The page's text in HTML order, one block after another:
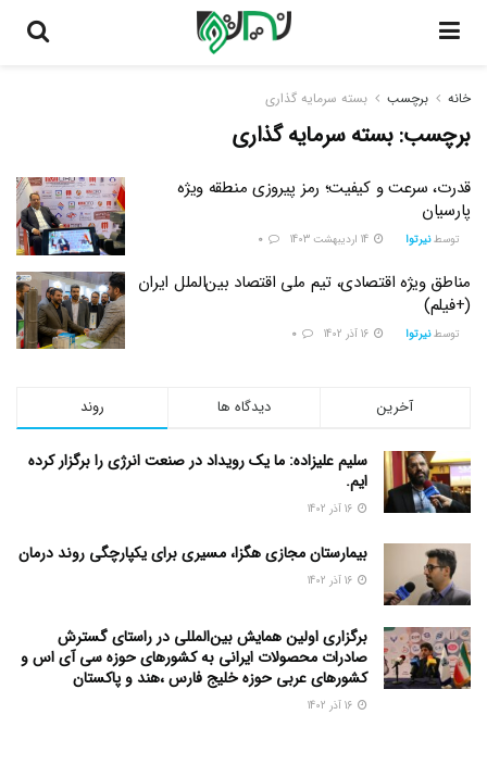
خانه برچسب بسته سرمایه گذاری
برچسب:بسته سرمایه گذاری
قدرت، سرعت و کیفیت؛ رمز پیروزی منطقه ویژه
پارسیان
توسط نیرتوا
مناطق ویژه اقتصادی، تیم ملی اقتصاد بین‌الملل ایران
(+فیلم)
توسط نیرتوا
روند دیدگاه ها آخرین
سلیم علیزاده: ما یک رویداد در صنعت انرژی را برگزار کرده
ایم.
بیمارستان مجازی هگزا، مسیری برای یکپارچگی روند درمان
برگزاری اولین همایش بین‌المللی در راستای گسترش
صادرات محصولات ایرانی به کشورهای حوزه سی آی اس و
کشورهای عربی حوزه خلیج فارس ،هند و پاکستان